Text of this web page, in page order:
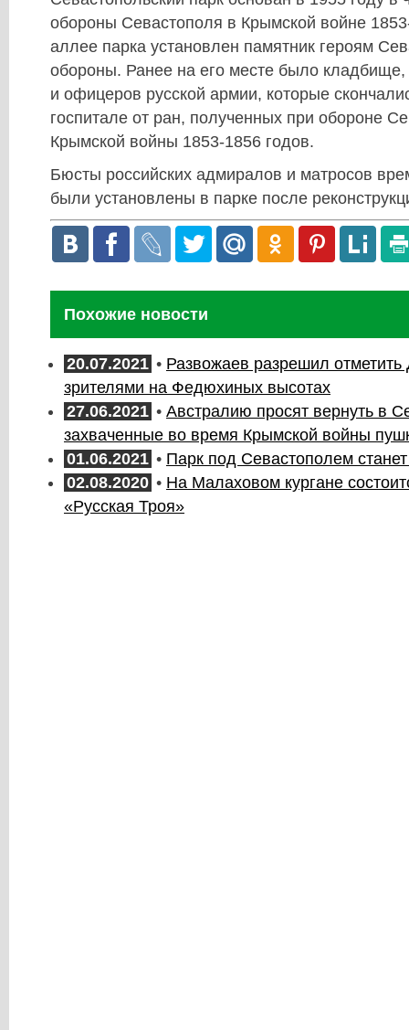
обороны Севастополя в Крымской войне
аллее парка установлен памятник героям
обороны. Ранее на его месте было кладбище,
и офицеров русской армии, которые
госпитале от ран, полученных при обороне
Крымской войны 1853-1856 годов.
Бюсты российских адмиралов и матросов
были установлены в парке после
Похожие новости
20.07.2021 • Развожаев разрешил
зрителями на Федюхиных высотах
27.06.2021 • Австралию просят вернуть в
захваченные во время Крымской войны
01.06.2021 • Парк под Севастополем
02.08.2020 • На Малаховом кургане
«Русская Троя»